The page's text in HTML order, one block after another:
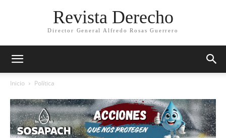
Revista Derecho
Director General Alfredo Rosas Guerrero
Inicio Política